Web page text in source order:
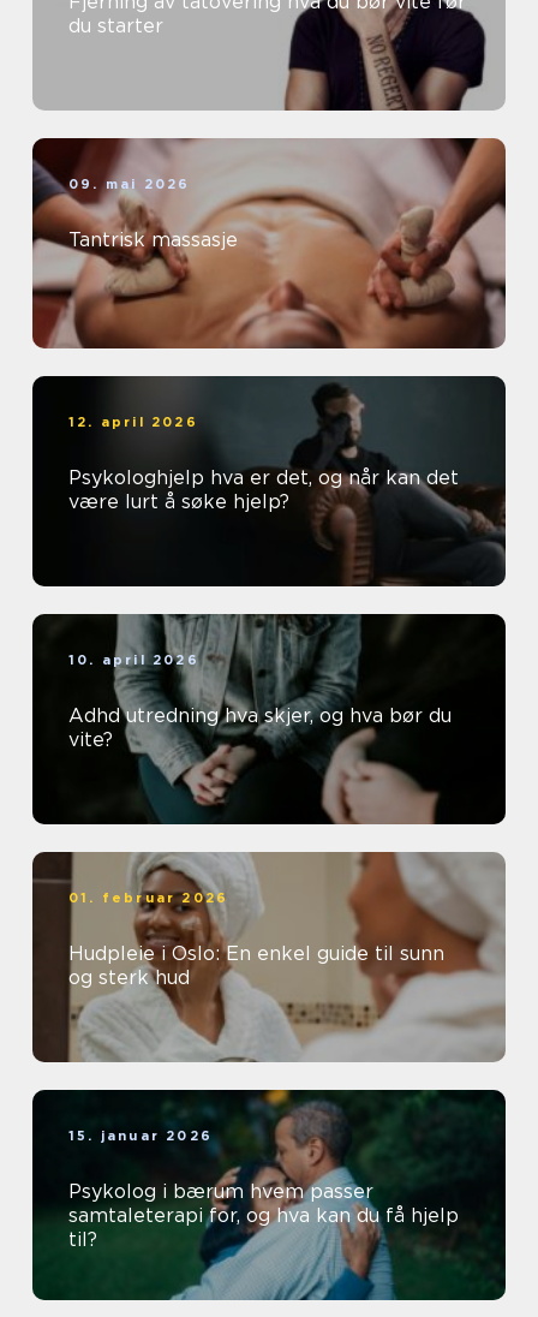
du starter
09. mai 2026
Tantrisk massasje
12. april 2026
Psykologhjelp hva er det, og når kan det
være lurt å søke hjelp?
10. april 2026
Adhd utredning hva skjer, og hva bør du
vite?
01. februar 2026
Hudpleie i Oslo: En enkel guide til sunn
og sterk hud
15. januar 2026
Psykolog i bærum hvem passer
samtaleterapi for, og hva kan du få hjelp
til?